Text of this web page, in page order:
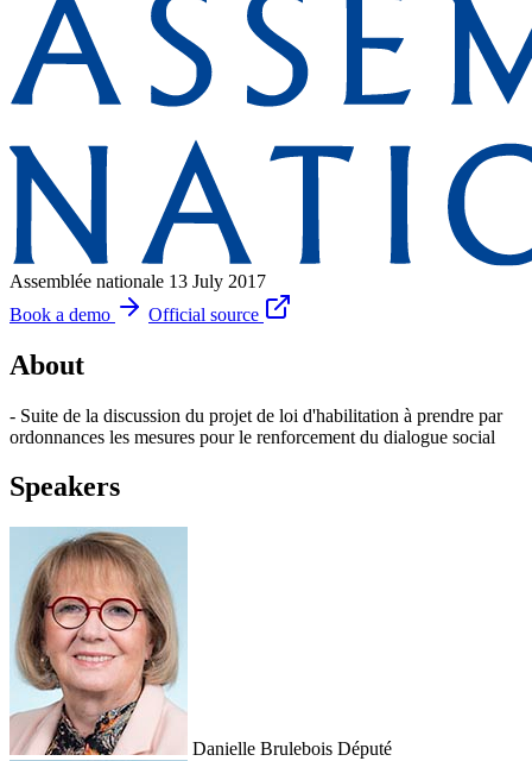
Assemblée nationale 13 July 2017
Book a demo
Official source
About
- Suite de la discussion du projet de loi d'habilitation à prendre par
ordonnances les mesures pour le renforcement du dialogue social
Speakers
Danielle Brulebois Député